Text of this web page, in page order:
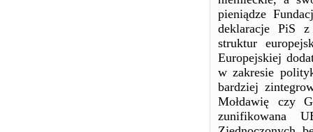
pieniądze
deklaracje PiS
struktur
Europejskiej
w zakresie
bardziej
Mołdawię czy
zunifikowana